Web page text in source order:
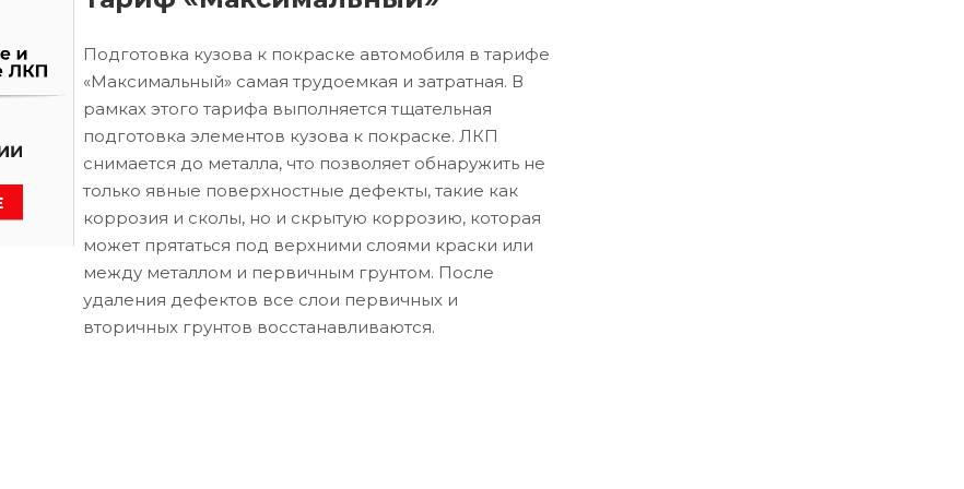
Подготовка кузова к покраске автомобиля в тарифе
«Максимальный» самая трудоемкая и затратная. В
рамках этого тарифа выполняется тщательная
подготовка элементов кузова к покраске. ЛКП
снимается до металла, что позволяет обнаружить не
только явные поверхностные дефекты, такие как
коррозия и сколы, но и скрытую коррозию, которая
может прятаться под верхними слоями краски или
между металлом и первичным грунтом. После
удаления дефектов все слои первичных и
вторичных грунтов восстанавливаются.